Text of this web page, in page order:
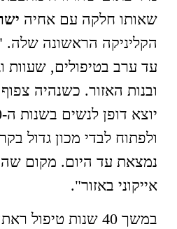
שאותו חלקה עם אחיה
הקליניקה הראשונה שלה.
עד ערב בטיפולים, שעוות
ובנות האזור. כשנהיה
ולפתוח לבדי מכון גדול
נמצאת עד היום. מקום
אייקוני באזור".
במשך 40 שנות